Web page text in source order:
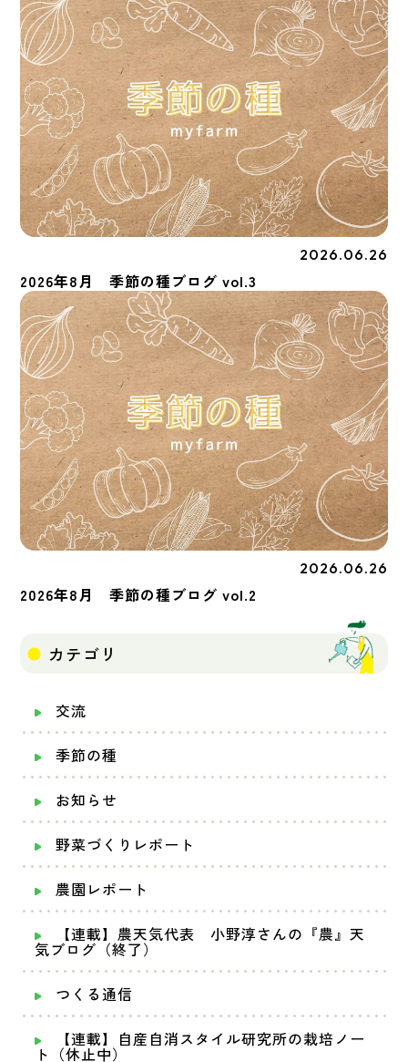
2026.06.26
2026年8月 季節の種ブログ vol.3
2026.06.26
2026年8月 季節の種ブログ vol.2
カテゴリ
交流
季節の種
お知らせ
野菜づくりレポート
農園レポート
【連載】農天気代表 小野淳さんの『農』天
気ブログ（終了）
つくる通信
【連載】自産自消スタイル研究所の栽培ノー
ト（休止中）